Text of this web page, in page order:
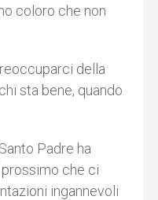
coloro che non
della
sta bene, quando
Padre ha
che ci
ingannevoli